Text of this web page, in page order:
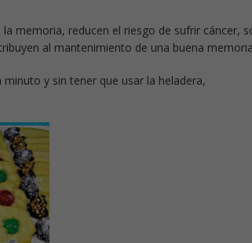
la memoria, reducen el riesgo de sufrir cáncer,
al mantenimiento de una buena
y sin tener que usar la heladera,